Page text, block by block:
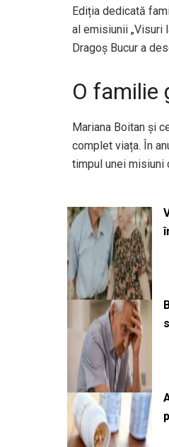
Ediția dedicată
al emisiunii „Visuri
Dragoș Bucur a
O familie
Mariana Boitan și
complet viața. În
timpul unei misiuni